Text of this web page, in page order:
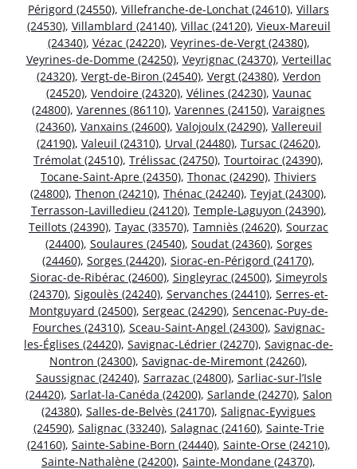
Périgord (24550), Villefranche-de-Lonchat (24610), Villars
(24530), Villamblard (24140), Villac (24120), Vieux-Mareuil
(24340), Vézac (24220), Veyrines-de-Vergt (24380),
Veyrines-de-Domme (24250), Veyrignac (24370), Verteillac
(24320), Vergt-de-Biron (24540), Vergt (24380), Verdon
(24520), Vendoire (24320), Vélines (24230), Vaunac
(24800), Varennes (86110), Varennes (24150), Varaignes
(24360), Vanxains (24600), Valojoulx (24290), Vallereuil
(24190), Valeuil (24310), Urval (24480), Tursac (24620),
Trémolat (24510), Trélissac (24750), Tourtoirac (24390),
Tocane-Saint-Apre (24350), Thonac (24290), Thiviers
(24800), Thenon (24210), Thénac (24240), Teyjat (24300),
Terrasson-Lavilledieu (24120), Temple-Laguyon (24390),
Teillots (24390), Tayac (33570), Tamniès (24620), Sourzac
(24400), Soulaures (24540), Soudat (24360), Sorges
(24460), Sorges (24420), Siorac-en-Périgord (24170),
Siorac-de-Ribérac (24600), Singleyrac (24500), Simeyrols
(24370), Sigoulès (24240), Servanches (24410), Serres-et-
Montguyard (24500), Sergeac (24290), Sencenac-Puy-de-
Fourches (24310), Sceau-Saint-Angel (24300), Savignac-
les-Églises (24420), Savignac-Lédrier (24270), Savignac-de-
Nontron (24300), Savignac-de-Miremont (24260),
Saussignac (24240), Sarrazac (24800), Sarliac-sur-l’Isle
(24420), Sarlat-la-Canéda (24200), Sarlande (24270), Salon
(24380), Salles-de-Belvès (24170), Salignac-Eyvigues
(24590), Salignac (33240), Salagnac (24160), Sainte-Trie
(24160), Sainte-Sabine-Born (24440), Sainte-Orse (24210),
Sainte-Nathalène (24200), Sainte-Mondane (24370),